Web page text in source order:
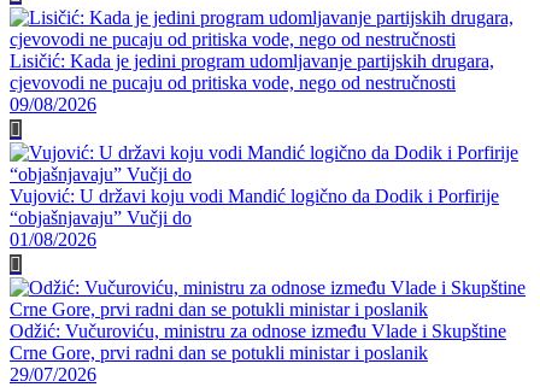
Lisičić: Kada je jedini program udomljavanje partijskih drugara,
cjevovodi ne pucaju od pritiska vode, nego od nestručnosti
09/08/2026
Vujović: U državi koju vodi Mandić logično da Dodik i Porfirije
“objašnjavaju” Vučji do
01/08/2026
Odžić: Vučuroviću, ministru za odnose između Vlade i Skupštine
Crne Gore, prvi radni dan se potukli ministar i poslanik
29/07/2026